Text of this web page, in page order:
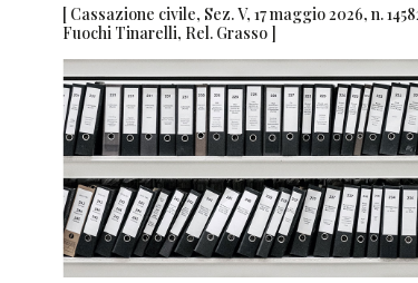
[ Cassazione civile, Sez. V, 17 maggio 2026, n.
Fuochi Tinarelli, Rel. Grasso ]